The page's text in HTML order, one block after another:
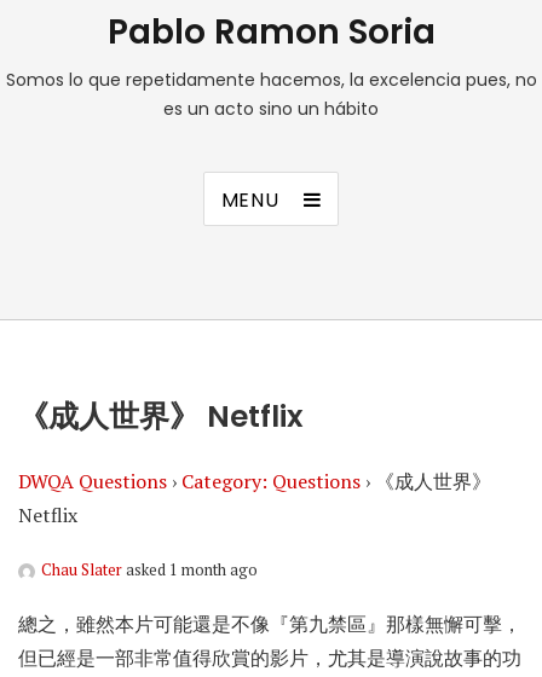
Pablo Ramon Soria
Somos lo que repetidamente hacemos, la excelencia pues, no
es un acto sino un hábito
MENU
《成人世界》 Netflix
DWQA Questions › Category: Questions › 《成人世界》
Netflix
Chau Slaterasked 1 month ago
總之，雖然本片可能還是不像『第九禁區』那樣無懈可擊，
但已經是一部非常值得欣賞的影片，尤其是導演說故事的功